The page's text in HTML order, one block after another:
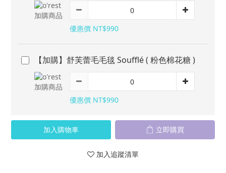
優惠價 NT$990
【加購】舒芙蕾毛毛毯 Soufflé ( 粉色棉花糖 )
優惠價 NT$990
加入購物車 立即購買
加入追蹤清單